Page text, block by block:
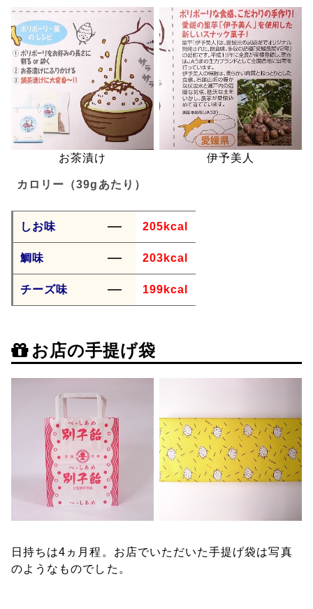
お茶漬け 伊予美人
カロリー（39gあたり）
しお味 205kcal
鯛味 203kcal
チーズ味 199kcal
お店の手提げ袋
日持ちは4ヵ月程。お店でいただいた手提げ袋は写真
のようなものでした。